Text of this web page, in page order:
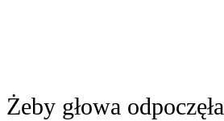
Żeby głowa odpoczęła